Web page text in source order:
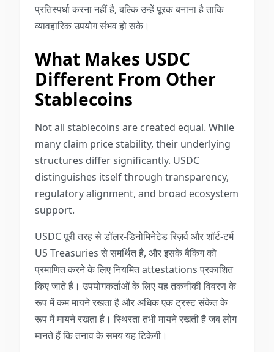
प्रतिस्पर्धा करना नहीं है, बल्कि उन्हें पूरक बनाना है ताकि
व्यावहारिक उपयोग संभव हो सके।
What Makes USDC
Different From Other
Stablecoins
Not all stablecoins are created equal. While
many claim price stability, their underlying
structures differ significantly. USDC
distinguishes itself through transparency,
regulatory alignment, and broad ecosystem
support.
USDC पूरी तरह से डॉलर-डिनोमिनेटेड रिज़र्व और शॉर्ट-टर्म
US Treasuries से समर्थित है, और इसके बैकिंग को
प्रमाणित करने के लिए नियमित attestations प्रकाशित
किए जाते हैं। उपयोगकर्ताओं के लिए यह तकनीकी विवरण के
रूप में कम मायने रखता है और अधिक एक ट्रस्ट संकेत के
रूप में मायने रखता है। स्थिरता तभी मायने रखती है जब लोग
मानते हैं कि तनाव के समय यह टिकेगी।